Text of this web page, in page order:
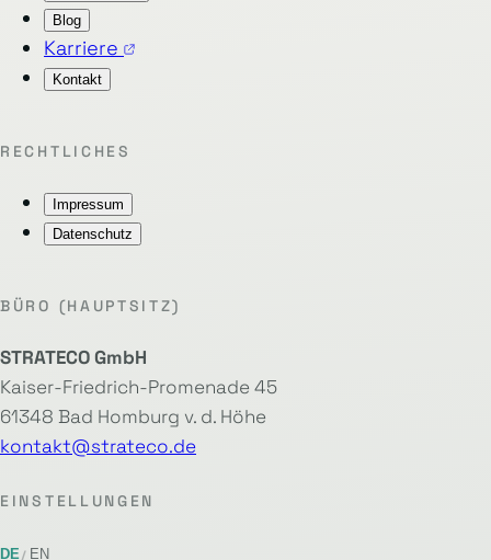
Blog
Karriere
Kontakt
RECHTLICHES
Impressum
Datenschutz
BÜRO (HAUPTSITZ)
STRATECO GmbH
Kaiser-Friedrich-Promenade 45
61348 Bad Homburg v. d. Höhe
kontakt@strateco.de
EINSTELLUNGEN
DE EN